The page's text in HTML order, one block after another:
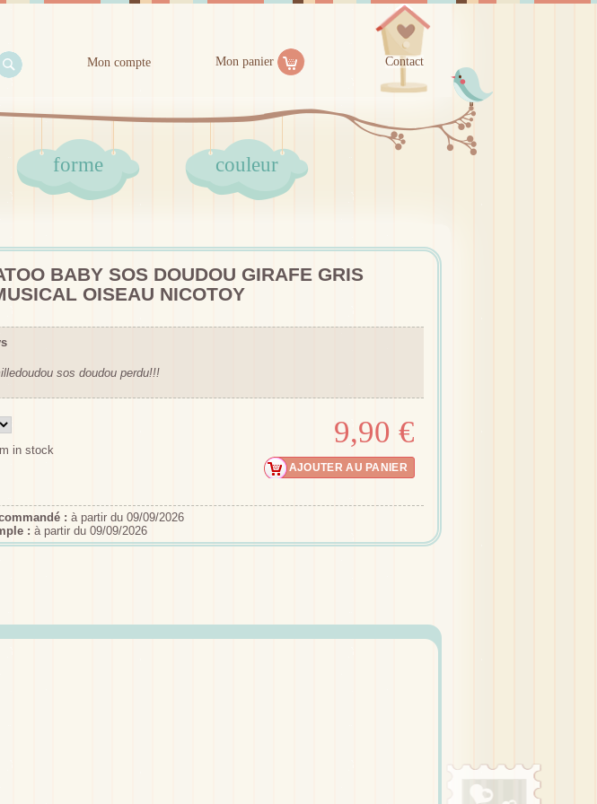
Mon compte Mon panier Contact
forme couleur
BABY SOS DOUDOU GIRAFE GRIS
OISEAU NICOTOY
sos doudou perdu!!!
in stock
9,90 €
: à partir du 09/09/2026
: à partir du 09/09/2026